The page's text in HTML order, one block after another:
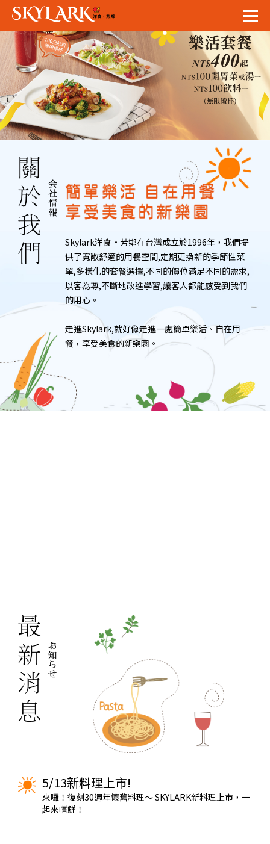
Skylark洋食·芳鄰在台灣成立於1996年，我們提
供了寬敞舒適的用餐空間,定期更換新的季節性菜
單,多樣化的套餐選擇,不同的價位滿足不同的需求,
以客為尊,不斷地改進學習,讓客人都能感受到我們
的用心。
走進Skylark,就好像走進一處簡單樂活、自在用
餐，享受美食的新樂園。
5/13新料理上市!
來囉！復刻30週年懷舊料理～ SKYLARK新料理上市，一
起來嚐鮮！